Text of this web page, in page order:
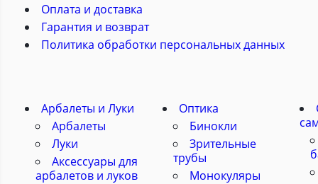
Оплата и доставка
Гарантия и возврат
Политика обработки персональных данных
Арбалеты и Луки
Арбалеты
Луки
Аксессуары для
арбалетов и луков
Оптика
Бинокли
Зрительные
трубы
Монокуляры